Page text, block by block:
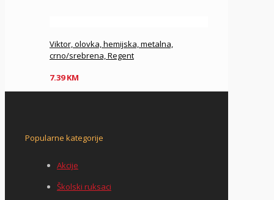
Viktor, olovka, hemijska, metalna,
crno/srebrena, Regent
7.39KM
Popularne kategorije
Akcije
Školski ruksaci